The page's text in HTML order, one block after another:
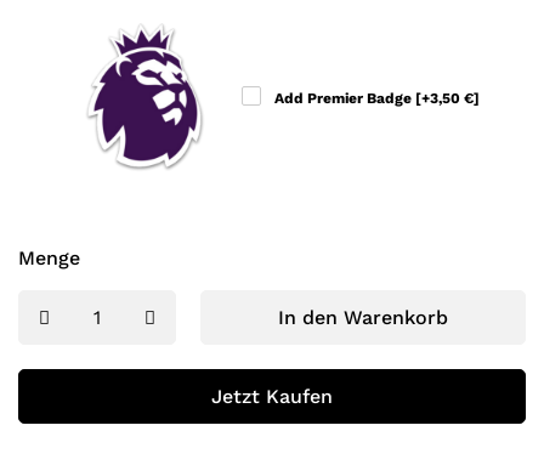
Add Premier Badge [+3,50 €]
Menge
In den Warenkorb
Jetzt Kaufen